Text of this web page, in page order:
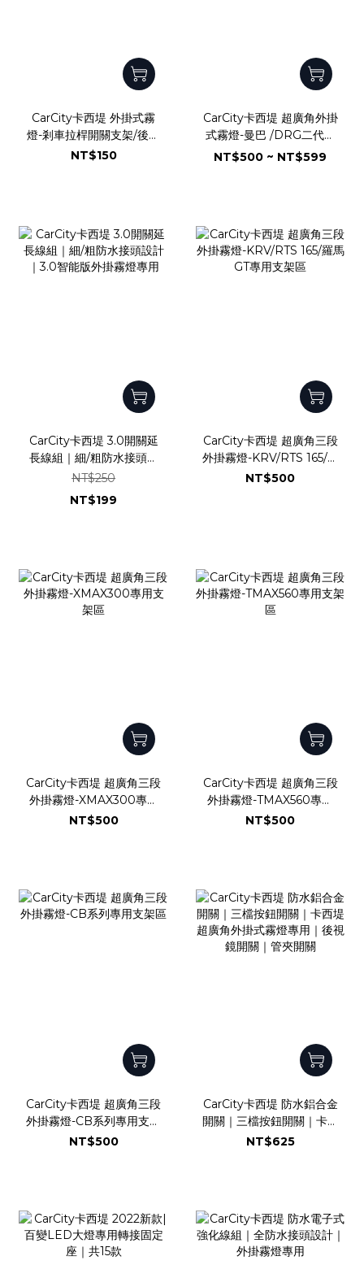
CarCity卡西堤 外掛式霧
燈-剎車拉桿開關支架/後視
鏡支架
NT$150
CarCity卡西堤 超廣角外掛
式霧燈-曼巴 /DRG二代專
用支架 外開設計 霧燈角度
NT$500 ~ NT$599
CarCity卡西堤 3.0開關延
長線組｜細/粗防水接頭設
計｜3.0智能版外掛霧燈專
用
NT$250
NT$199
CarCity卡西堤 超廣角三段
外掛霧燈-KRV/RTS 165/羅
馬GT專用支架區
NT$500
CarCity卡西堤 超廣角三段
外掛霧燈-XMAX300專用
支架區
NT$500
CarCity卡西堤 超廣角三段
外掛霧燈-TMAX560專用
支架區
NT$500
CarCity卡西堤 超廣角三段
外掛霧燈-CB系列專用支架
區
NT$500
CarCity卡西堤 防水鋁合金
開關｜三檔按鈕開關｜卡西
堤超廣角外掛式霧燈專用｜
NT$625